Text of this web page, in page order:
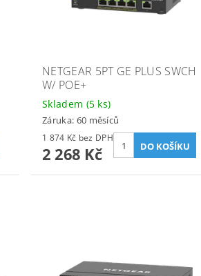
NETGEAR 5PT GE PLUS SWCH
W/ POE+
Skladem (5 ks)
Záruka: 60 měsíců
1 874 Kč bez DPH
2 268 Kč